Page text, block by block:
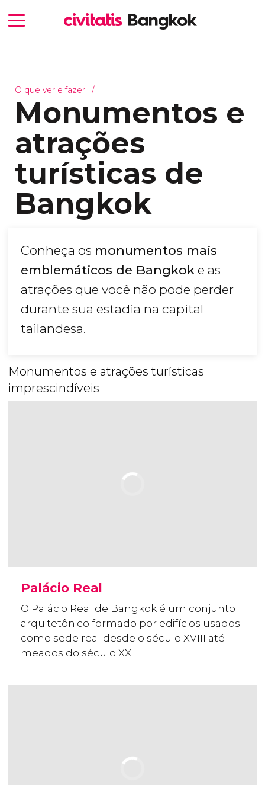
O que ver e fazer
Monumentos e
atrações
turísticas de
Bangkok
Conheça os monumentos mais
emblemáticos de Bangkok e as
atrações que você não pode perder
durante sua estadia na capital
tailandesa.
Monumentos e atrações turísticas
imprescindíveis
Palácio Real
O Palácio Real de Bangkok é um conjunto
arquitetônico formado por edifícios usados
como sede real desde o século XVIII até
meados do século XX.